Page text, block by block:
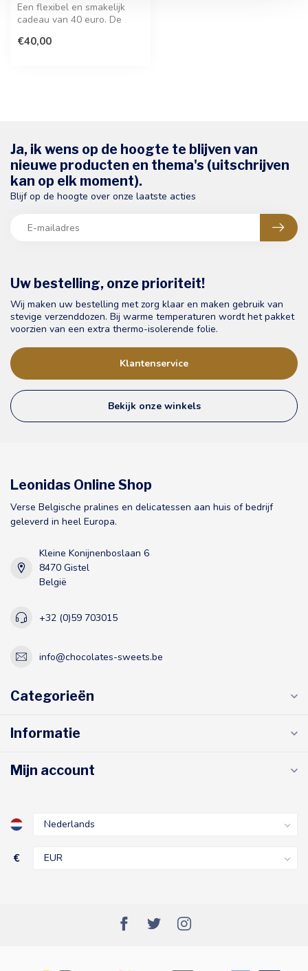
Een flexibel en smakelijk
cadeau van 40 euro. De
ui...
€40,00
Uw bestelling, onze prioriteit!
Wij maken uw bestelling met zorg klaar en maken gebruik van
stevige verzenddozen. Bij warme temperaturen wordt het pakket
voorzien van een extra thermo-isolerende folie.
Klantenservice
Bekijk onze winkels
Ja, ik wens op de hoogte te blijven van
nieuwe producten en thema's (uitschrijven
kan op elk moment).
Blijf op de hoogte over onze laatste acties
Leonidas Online Shop
Verse Belgische pralines en delicatessen aan huis of bedrijf
geleverd in heel Europa.
Kleine Konijnenboslaan 6
8470 Gistel
België
+32 (0)59 703015
info@chocolates-sweets.be
Categorieën
Informatie
Mijn account
€